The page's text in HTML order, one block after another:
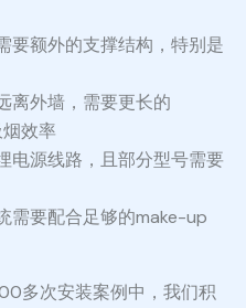
要额外的支撑结构，特别是
离外墙，需要更长的
效率
电源线路，且部分型号需要
需要配合足够的make-up
多次安装案例中，我们积